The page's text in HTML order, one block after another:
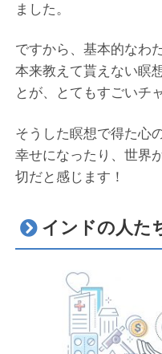
ました。
ですから、基本的なわ
本来教えて貰えない瞑
とが、とてもすごいチ
そうした瞑想で得た心
幸せになったり、世界
切だと感じます！
インドの人た